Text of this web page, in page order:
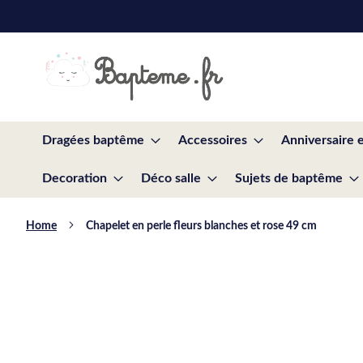
to
Dragées baptême Accessoires Anniversaire
Decoration Déco salle Sujets de baptême
Home Chapelet en perle fleurs blanches et rose 49 cm